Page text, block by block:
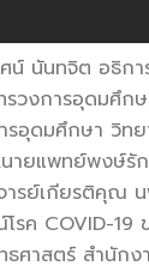
นันทจิต อธิก
รวงการอุดมศึ
อุดมศึกษา วิท
.นายแพทย์พง
รย์เกียรติคุณ
ค COVID-
ศาสตร์ สำนัก